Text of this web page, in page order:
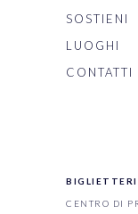
SOSTIENI
LUOGHI
CONTATTI
CENTRO DI